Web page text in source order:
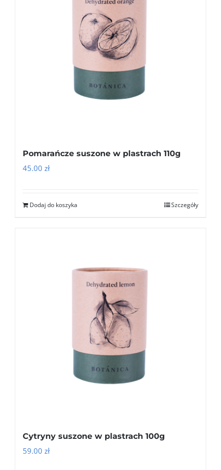
Pomarańcze suszone w plastrach 110g
45.00 zł
Dodaj do koszyka Szczegóły
Cytryny suszone w plastrach 100g
59.00 zł